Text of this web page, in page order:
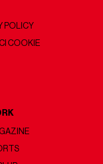
POLICY
COOKIE